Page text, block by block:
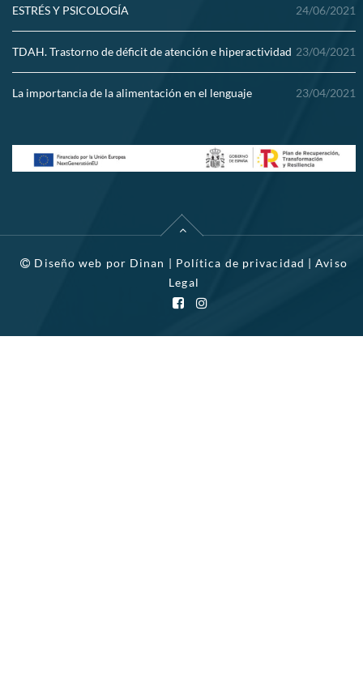
ESTRÉS Y PSICOLOGÍA 24/06/2021
TDAH. Trastorno de déficit de atención e hiperactividad 23/04/2021
La importancia de la alimentación en el lenguaje 23/04/2021
Diseño web por Dinan | Política de privacidad |Aviso
Legal